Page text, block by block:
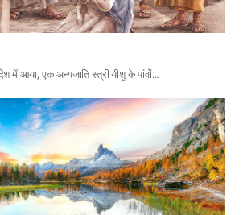
में आया, एक अन्यजाति स्त्री यीशु के पांवों…